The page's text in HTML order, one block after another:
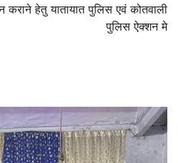
कराने हेतु यातायात पुलिस एवं कोतवाली
पुलिस ऐक्शन मे